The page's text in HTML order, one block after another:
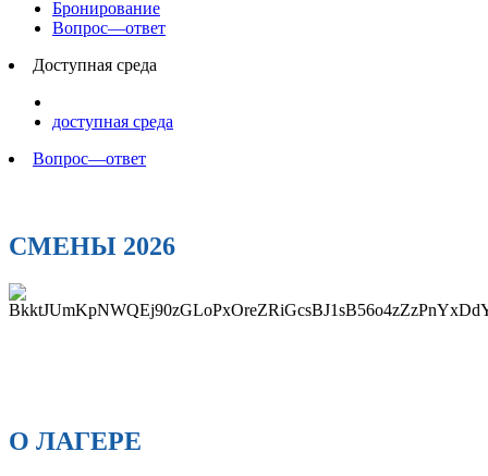
Бронирование
Вопрос—ответ
Доступная среда
доступная среда
Вопрос—ответ
СМЕНЫ 2026
О ЛАГЕРЕ